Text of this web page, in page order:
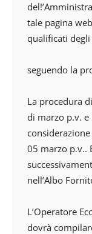
tale pagina
qualificati degli
seguendo la
La procedura
di marzo p.v.
05 marzo p.v..
nell’Albo
L’Operatore
dovrà